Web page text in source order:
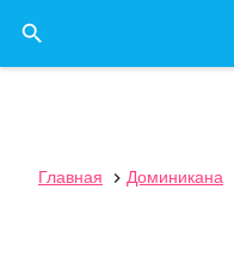

Главная  Доминикана